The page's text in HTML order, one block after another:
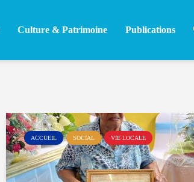
Culture & Patrimoine Publications
ACCUEIL SOCIAL VIE LOCALE